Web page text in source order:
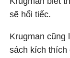
sẽ hối tiếc.
Krugman cũng
sách kích